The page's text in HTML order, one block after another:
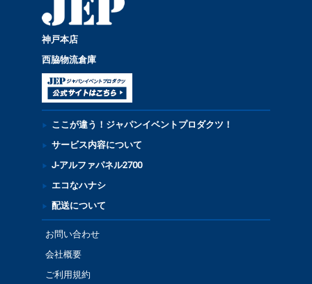
神戸本店
西脇物流倉庫
ここが違う！ジャパンイベントプロダクツ！
サービス内容について
J-アルファパネル2700
エコなハナシ
配送について
お問い合わせ
会社概要
ご利用規約